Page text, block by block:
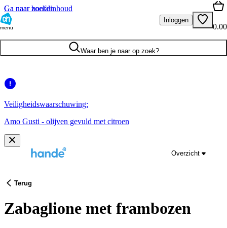
Ga naar hoofdinhoud
Ga naar zoeken
menu
Inloggen
0.00
Waar ben je naar op zoek?
Veiligheidswaarschuwing:
Amo Gusti - olijven gevuld met citroen
Overzicht
Terug
Zabaglione met frambozen